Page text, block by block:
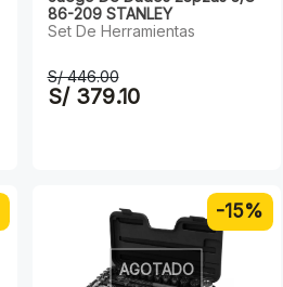
86-209 STANLEY
Set De Herramientas
S/ 446.00
S/ 379.10
-15%
AGOTADO